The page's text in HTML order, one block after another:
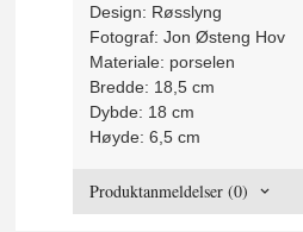
Design: Røsslyng
Fotograf: Jon Østeng Hov
Materiale: porselen
Bredde: 18,5 cm
Dybde: 18 cm
Høyde: 6,5 cm
Produktanmeldelser (0)